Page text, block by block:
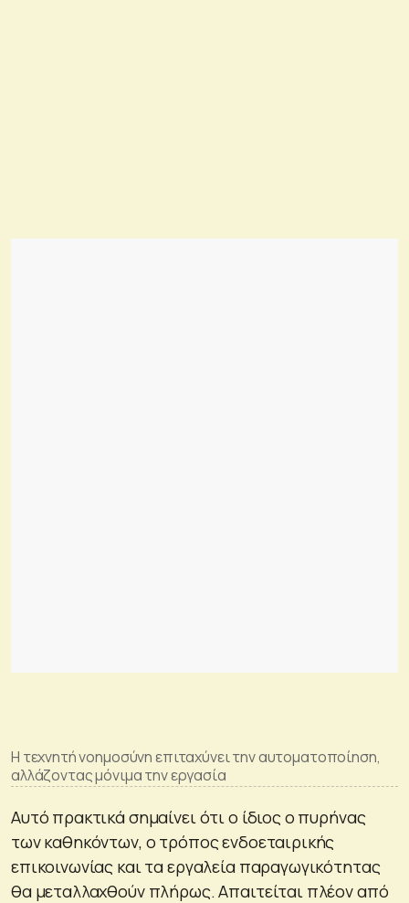
Η τεχνητή νοημοσύνη επιταχύνει την αυτοματοποίηση,
αλλάζοντας μόνιμα την εργασία
Αυτό πρακτικά σημαίνει ότι ο ίδιος ο πυρήνας
των καθηκόντων, ο τρόπος ενδοεταιρικής
επικοινωνίας και τα εργαλεία παραγωγικότητας
θα μεταλλαχθούν πλήρως. Απαιτείται πλέον από